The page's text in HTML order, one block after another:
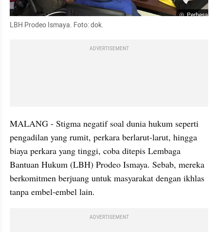
Perbesar
LBH Prodeo Ismaya. Foto: dok.
ADVERTISEMENT
MALANG - Stigma negatif soal dunia hukum seperti
pengadilan yang rumit, perkara berlarut-larut, hingga
biaya perkara yang tinggi, coba ditepis Lembaga
Bantuan Hukum (LBH) Prodeo Ismaya. Sebab, mereka
berkomitmen berjuang untuk masyarakat dengan ikhlas
tanpa embel-embel lain.
ADVERTISEMENT